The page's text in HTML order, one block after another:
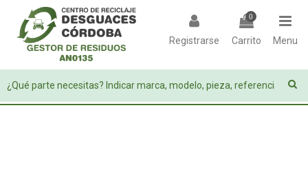
Registrarse
0
Carrito Menu